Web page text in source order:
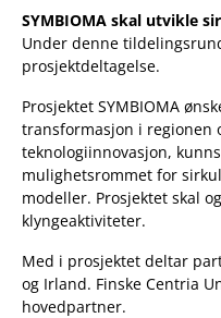
SYMBIOMA skal utvikle
Under denne
prosjektdeltagelse.
Prosjektet SYMBIOMA
transformasjon i regionen
teknologiinnovasjon,
mulighetsrommet for
modeller. Prosjektet skal
klyngeaktiviteter.
Med i prosjektet deltar
og Irland. Finske Centria
hovedpartner.